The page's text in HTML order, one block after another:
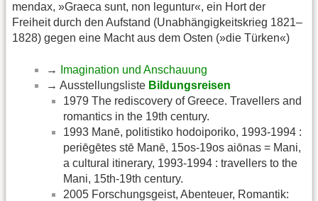
mendax, »Graeca sunt, non leguntur«, ein Hort der
Freiheit durch den Aufstand (Unabhängigkeitskrieg 1821–
1828) gegen eine Macht aus dem Osten (»die Türken«)
→
Imagination und Anschauung
→ Ausstellungsliste Bildungsreisen
1979 The rediscovery of Greece. Travellers and
romantics in the 19th century.
1993 Manē, politistiko hodoiporiko, 1993-1994 :
periēgētes stē Manē, 15os-19os aiōnas = Mani,
a cultural itinerary, 1993-1994 : travellers to the
Mani, 15th-19th century.
2005 Forschungsgeist, Abenteuer, Romantik: